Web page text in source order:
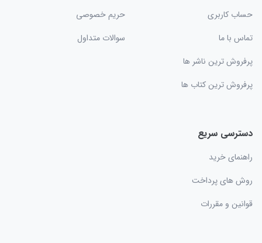
حساب کاربری
تماس با ما
پرفروش ترین ناشر ها
پرفروش ترین کتاب ها
حریم خصوصی
سوالات متداول
دسترسی سریع
راهنمای خرید
روش های پرداخت
قوانین و مقررات